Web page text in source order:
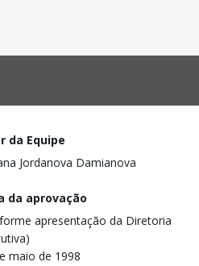
da Equipe
Jordanova Damianova
da aprovação
apresentação da Diretoria
maio de 1998